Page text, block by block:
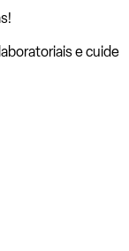
e cuide